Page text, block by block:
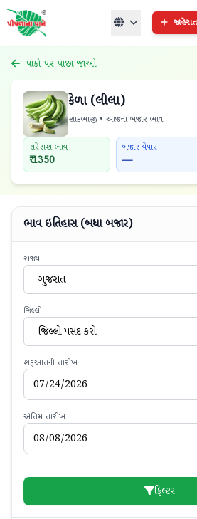
પાકો પર પાછા જાઓ
કેળા (લીલા)
શાકભાજી • આજના બજાર ભાવ
સરેરાશ ભાવ
₹ 1350
બજાર વેપાર
—
ભાવ ઇતિહાસ (બધા બજાર)
રાજ્ય
ગુજરાત
જિલ્લો
જિલ્લો પસંદ કરો
શરૂઆતની તારીખ
અંતિમ તારીખ
ફિલ્ટર